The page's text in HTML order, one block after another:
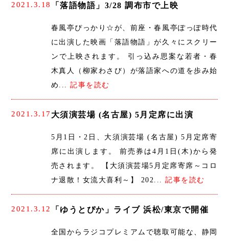
2021.3.18 「落語物語」3/28 調布市で上映
春風亭ぴっかり☆が、前座・春風亭ぽっぽ時代
に出演した映画「落語物語」が久々にスクリー
ンで上映されます。 引っ込み思案な若者・春
木真人（柳家わさび）が落語家への道を歩み始
め...記事を読む
2021.3.17 大須演芸場 (名古屋) 5月定席に出演
5月1日・2日、大須演芸場 (名古屋) 5月定席寄
席に出演します。 前売券は4月1日(木)から発
売されます。 【大須演芸場5月定席寄席～コロ
ナ退散！女流大喜利～】 202...記事を読む
2021.3.12 「ゆうとぴか」ライブ 浜松/東京で開催
全国からラジコプレミアムで聴取可能な、静岡